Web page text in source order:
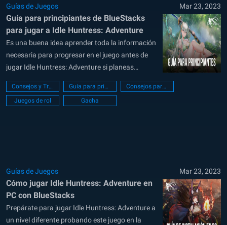
Guías de Juegos Mar 23, 2023
Guía para principiantes de BlueStacks
para jugar a Idle Huntress: Adventure
Es una buena idea aprender toda la información
necesaria para progresar en el juego antes de
jugar Idle Huntress: Adventure si planeas
comprometerte a jugar esto a largo plazo. El
juego utiliza muchas características y
mecánicas estándar, por lo que no debería ser
Consejos y Trucos Guía para principiantes
Consejos para principiantes
Juegos de rol
Gacha
Guías de Juegos Mar 23, 2023
Cómo jugar Idle Huntress: Adventure en
PC con BlueStacks
Prepárate para jugar Idle Huntress: Adventure a
un nivel diferente probando este juego en la